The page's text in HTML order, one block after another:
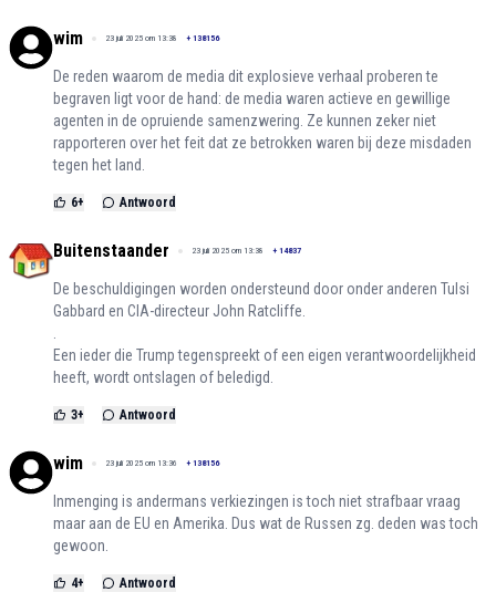
wim 23 juli 2025 om 13:38 + 138156
De reden waarom de media dit explosieve verhaal proberen te
begraven ligt voor de hand: de media waren actieve en gewillige
agenten in de opruiende samenzwering. Ze kunnen zeker niet
rapporteren over het feit dat ze betrokken waren bij deze misdaden
tegen het land.
6+ Antwoord
Buitenstaander 23 juli 2025 om 13:38 + 14837
De beschuldigingen worden ondersteund door onder anderen Tulsi
Gabbard en CIA-directeur John Ratcliffe.
Een ieder die Trump tegenspreekt of een eigen verantwoordelijkheid
heeft, wordt ontslagen of beledigd.
3+ Antwoord
wim 23 juli 2025 om 13:36 + 138156
Inmenging is andermans verkiezingen is toch niet strafbaar vraag
maar aan de EU en Amerika. Dus wat de Russen zg. deden was toch
gewoon.
4+ Antwoord